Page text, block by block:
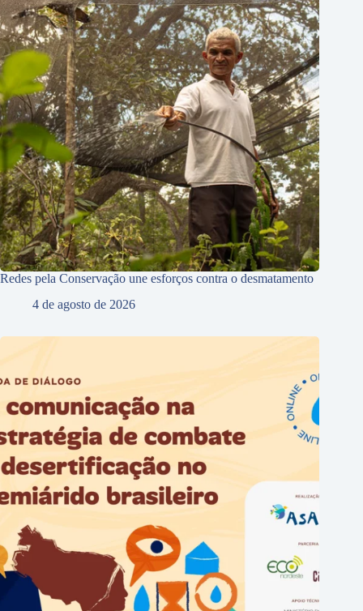
Redes pela Conservação une esforços contra o desmatamento
4 de agosto de 2026